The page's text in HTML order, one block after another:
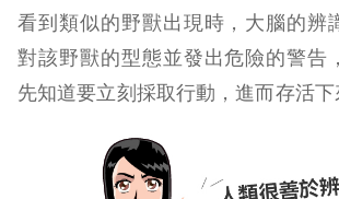
看到類似的野獸出現時，大腦的辨
對該野獸的型態並發出危險的警告
先知道要立刻採取行動，進而存活下